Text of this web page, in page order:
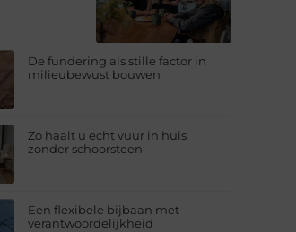
De fundering als stille factor in
milieubewust bouwen
Zo haalt u echt vuur in huis
zonder schoorsteen
Een flexibele bijbaan met
verantwoordelijkheid